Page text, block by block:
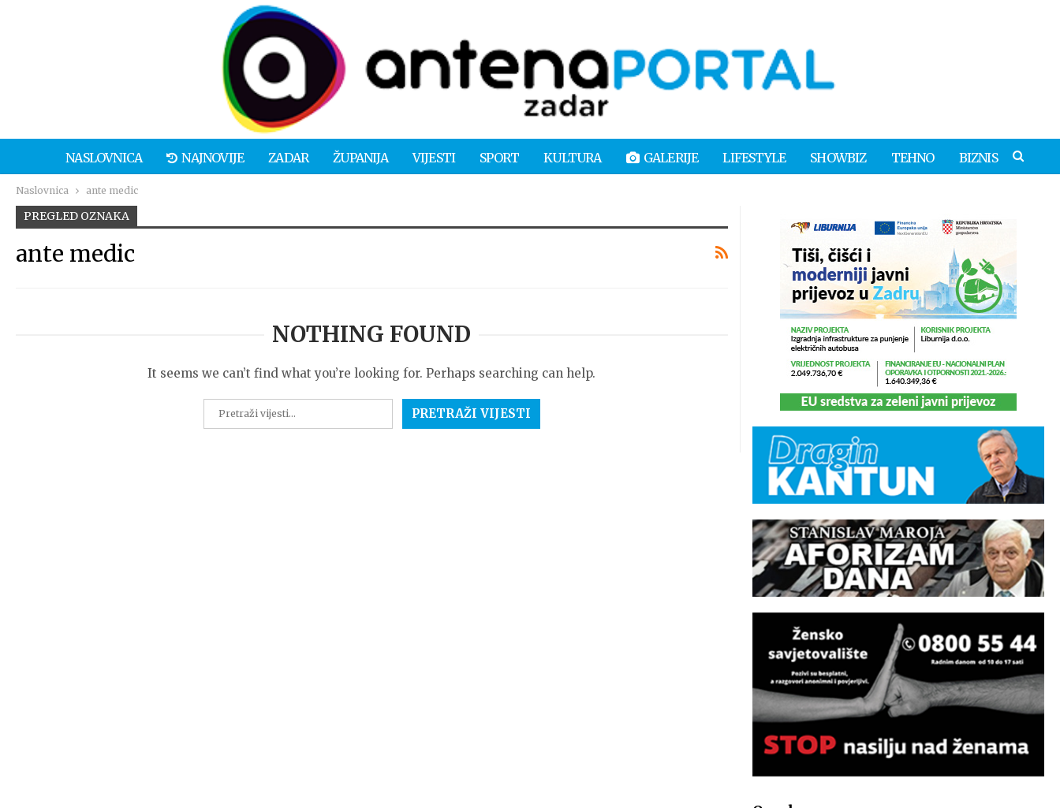
NASLOVNICA NAJNOVIJE ZADAR ŽUPANIJA VIJESTI SPORT KULTURA GALERIJE LIFESTYLE SHOWBIZ TEHNO BIZNIS
Naslovnica ante medic
PREGLED OZNAKA
ante medic
NOTHING FOUND
It seems we can’t find what you’re looking for. Perhaps searching can help.